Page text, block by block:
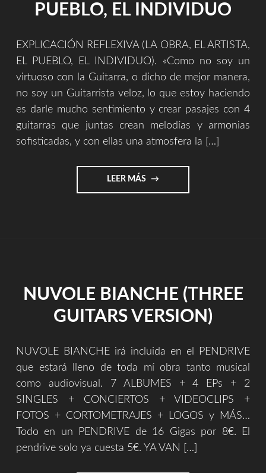
PUEBLO, EL INDIVIDUO
EXPLICACIÓN REFLEXIVA (LA OBRA, EL ARTISTA,
EL PUEBLO, EL INDIVIDUO). «Como no soy un
virtuoso con la Guitarra, o dicho de mejor manera,
no soy un Guitarrista veloz, lo que estoy haciendo
es darle mucho sentimiento y crear pasajes con 4
guitarras que juntas crean melodías y armonias
sofisticadas, y con ellas una atmosfera la […]
LEER MÁS "LA
OBRA,
NUVOLE BIANCHE (THREE
GUITARS VERSION)
NUVOLE BIANCHE irá incluida en el PENDRIVE
que estará lleno de toda mí obra tanto musical
como audiovisual. 7 ALBUMES + 4 EPs + 2
SINGLES + CONCIERTOS + VIDEOCLIPS +
FOTOS + CORTOMETRAJES + LOGOS y MÁS…
Todo en un PENDRIVE de 16 Gigas por 8€. El
pendrive solo ya cuesta 5€. YA VAN […]